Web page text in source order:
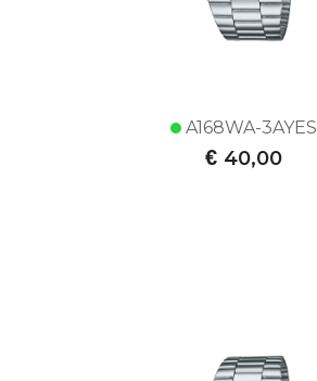
A168WA-3AYES
€ 40,00